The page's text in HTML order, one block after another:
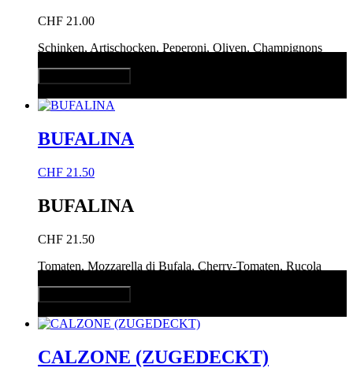
CHF 21.00
Schinken, Artischocken, Peperoni, Oliven, Champignons
BUFALINA
CHF 21.50
BUFALINA
CHF 21.50
Tomaten, Mozzarella di Bufala, Cherry-Tomaten, Rucola
CALZONE (ZUGEDECKT)